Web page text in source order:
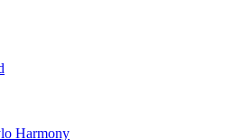
Harmony